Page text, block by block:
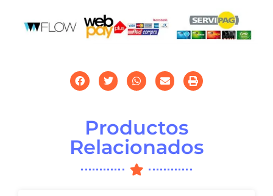
Productos
Relacionados